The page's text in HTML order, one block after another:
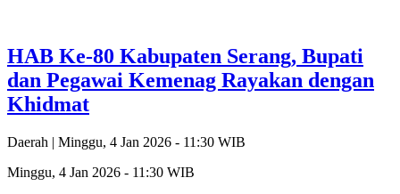
HAB Ke-80 Kabupaten Serang, Bupati
dan Pegawai Kemenag Rayakan dengan
Khidmat
Daerah | Minggu, 4 Jan 2026 - 11:30 WIB
Minggu, 4 Jan 2026 - 11:30 WIB